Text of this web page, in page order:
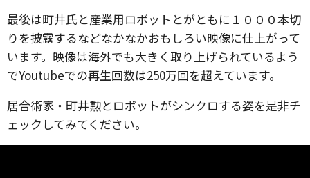
最後は町井氏と産業用ロボットとがともに１０００本切
りを披露するなどなかなかおもしろい映像に仕上がって
います。映像は海外でも大きく取り上げられているよう
でYoutubeでの再生回数は250万回を超えています。
居合術家・町井勲とロボットがシンクロする姿を是非チ
ェックしてみてください。